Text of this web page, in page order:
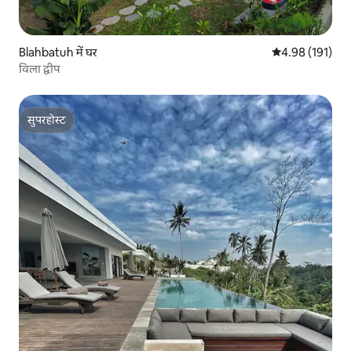
Blahbatuh में घर औसत रेटिंग 5 में से
4.98 (191)
विला द्वीप
सुपरहोस्ट
सुपरहोस्ट